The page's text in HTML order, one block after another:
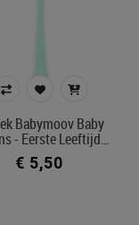
Babymoov Baby
- Eerste Leeftijd…
€ 5,50